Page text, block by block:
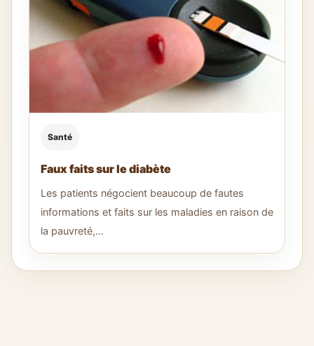
Santé
Faux faits sur le diabète
Les patients négocient beaucoup de fautes
informations et faits sur les maladies en raison de
la pauvreté,...